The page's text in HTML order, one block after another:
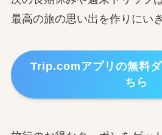
最高の旅の思い出を作りにい
Trip.comアプリの無料
ちら